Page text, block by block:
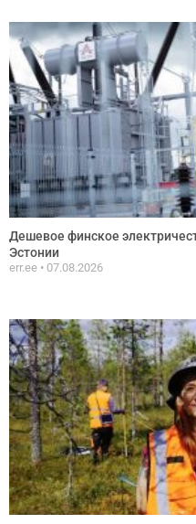
Дешевое финское
Эстонии
err.ee 07.08.2026